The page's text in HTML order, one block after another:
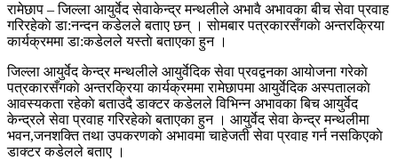
रामेछाप – जिल्ला आयुर्वेद सेवाकेन्द्र मन्थलीले अभावै अभावका बीच सेवा प्रवाह
गरिरहेकाे डा:नन्दन कडेलले बताए छन् । साेमबार पत्रकारसँगकाे अन्तरक्रिया
कार्यक्रममा डा:कडेलले यस्ताे बताएका हुन ।
जिल्ला आयुर्वेद केन्द्र मन्थलीले आयुर्वेदिक सेवा प्रवद्वनका आयाेजना गरेकाे
पत्रकारसँगकाे अन्तरक्रिया कार्यक्रममा रामेछापमा आयुर्वेदिक अस्पतालकाे
आवस्यकता रहेकाे बताउदै डाक्टर कडेलले विभिन्न अभावका बिच आयुर्वेद
केन्द्रले सेवा प्रवाह गरिरहेकाे बताएका हुन । आयुर्वेद सेवा केन्द्र मन्थलीमा
भवन,जनशक्ति तथा उपकरणकाे अभावमा चाहेजती सेवा प्रवाह गर्न नसकिएकाे
डाक्टर कडेलले बताए ।